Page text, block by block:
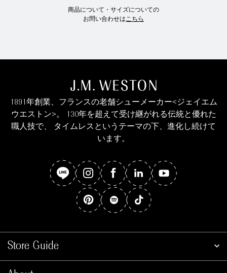
商品について・サイズについての
お問い合わせはこちら
Store Guide
1891年創業、フランスの老舗シューメーカー<ジェイエム
ウエストン>。 130年を超えて受け継がれる伝統と優れた
職人技で、 タイムレスというテーマの下、進化し続けて
います。